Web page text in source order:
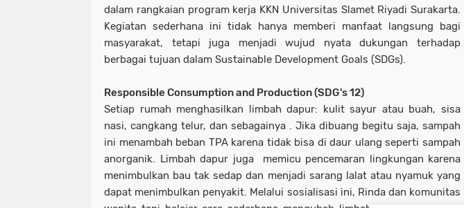
dalam rangkaian program kerja KKN Universitas Slamet Riyadi Surakarta.
Kegiatan sederhana ini tidak hanya memberi manfaat langsung bagi
masyarakat, tetapi juga menjadi wujud nyata dukungan terhadap
berbagai tujuan dalam Sustainable Development Goals (SDGs).
Responsible Consumption and Production (SDG's 12)
Setiap rumah menghasilkan limbah dapur: kulit sayur atau buah, sisa
nasi, cangkang telur, dan sebagainya . Jika dibuang begitu saja, sampah
ini menambah beban TPA karena tidak bisa di daur ulang seperti sampah
anorganik. Limbah dapur juga memicu pencemaran lingkungan karena
menimbulkan bau tak sedap dan menjadi sarang lalat atau nyamuk yang
dapat menimbulkan penyakit. Melalui sosialisasi ini, Rinda dan komunitas